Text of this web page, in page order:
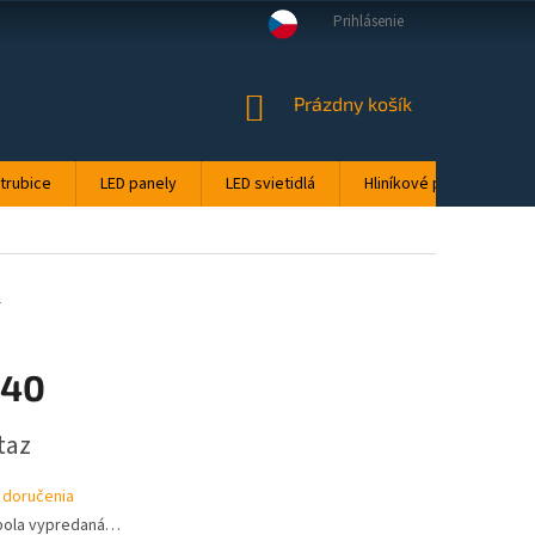
TEPLOTA FARIEB: STUDENÁ,
Prihlásenie
NÁKUPNÝ
Prázdny košík
trubice LED panely LED svietidlá
Hliníkové profily pre
vypredaná…